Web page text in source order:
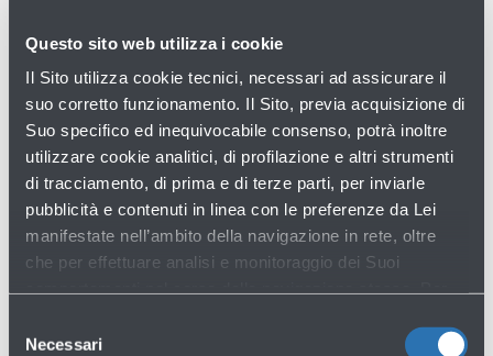
Questo sito web utilizza i cookie
Il Sito utilizza cookie tecnici, necessari ad assicurare il
suo corretto funzionamento. Il Sito, previa acquisizione di
Suo specifico ed inequivocabile consenso, potrà inoltre
utilizzare cookie analitici, di profilazione e altri strumenti
di tracciamento, di prima e di terze parti, per inviarle
pubblicità e contenuti in linea con le preferenze da Lei
manifestate nell’ambito della navigazione in rete, oltre
che per effettuare analisi e monitoraggio dei Suoi
tracciamento in funzione sul Sito, La preghiamo di
delNecessari
Centralità della persona
Poniamo ogni individuo al centro, in quanto persona,